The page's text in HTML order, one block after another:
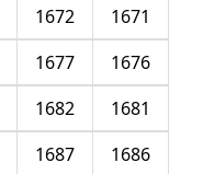
1671
1672
1676
1677
1681
1682
1686
1687